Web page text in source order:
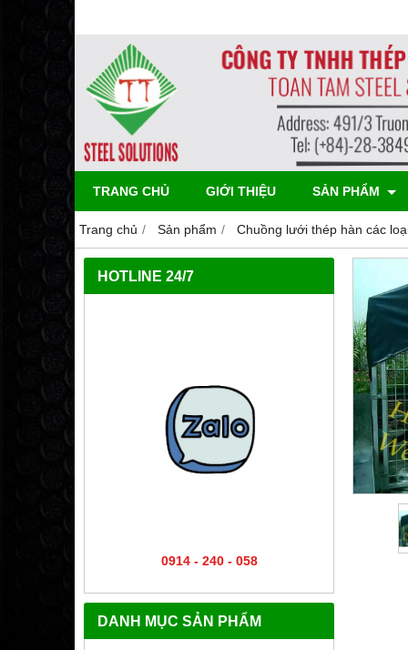
TRANG CHỦ GIỚI THIỆU SẢN PHẨM
Trang chủ Sản phẩm Chuồng lưới thép hàn các
HOTLINE 24/7
0914 - 240 - 058
DANH MỤC SẢN PHẨM